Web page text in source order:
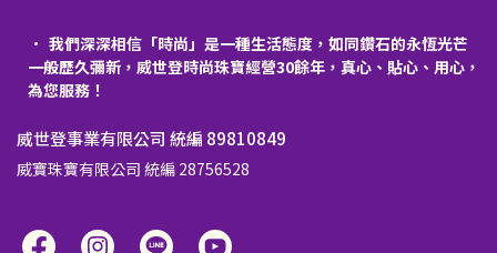
我們深深相信「時尚」是一種生活態度，如同鑽石的永恆光芒
一般歷久彌新，威世登時尚珠寶經營30餘年，真心、貼心、用心，
為您服務！
威世登事業有限公司 統編 89810849
威寶珠寶有限公司 統編 28756528